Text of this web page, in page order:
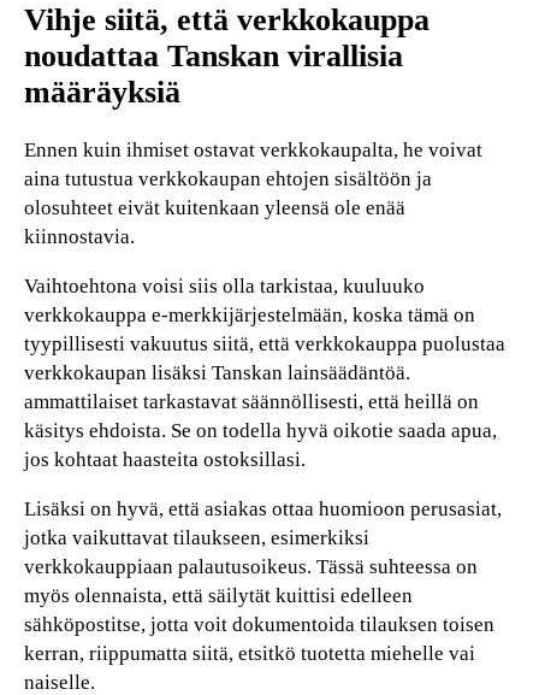
Vihje siitä, että verkkokauppa
noudattaa Tanskan virallisia
määräyksiä
Ennen kuin ihmiset ostavat verkkokaupalta, he voivat
aina tutustua verkkokaupan ehtojen sisältöön ja
olosuhteet eivät kuitenkaan yleensä ole enää
kiinnostavia.
Vaihtoehtona voisi siis olla tarkistaa, kuuluuko
verkkokauppa e-merkkijärjestelmään, koska tämä on
tyypillisesti vakuutus siitä, että verkkokauppa puolustaa
verkkokaupan lisäksi Tanskan lainsäädäntöä.
ammattilaiset tarkastavat säännöllisesti, että heillä on
käsitys ehdoista. Se on todella hyvä oikotie saada apua,
jos kohtaat haasteita ostoksillasi.
Lisäksi on hyvä, että asiakas ottaa huomioon perusasiat,
jotka vaikuttavat tilaukseen, esimerkiksi
verkkokauppiaan palautusoikeus. Tässä suhteessa on
myös olennaista, että säilytät kuittisi edelleen
sähköpostitse, jotta voit dokumentoida tilauksen toisen
kerran, riippumatta siitä, etsitkö tuotetta miehelle vai
naiselle.